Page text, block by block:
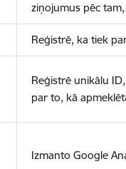
ziņojumus pēc
Reģistrē, ka tiek
Reģistrē unikālu
par to, kā
Izmanto Google